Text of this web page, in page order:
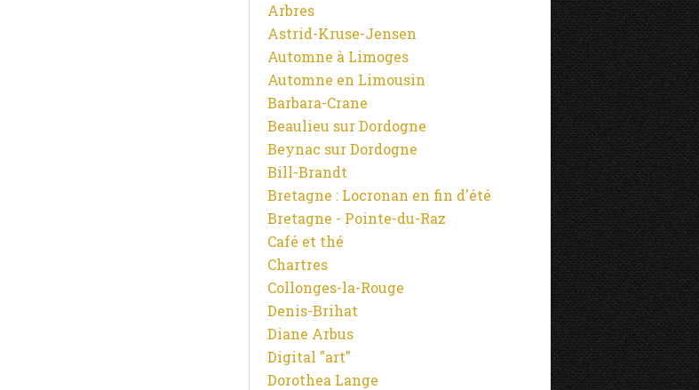
Arbres
Astrid-Kruse-Jensen
Automne à Limoges
Automne en Limousin
Barbara-Crane
Beaulieu sur Dordogne
Beynac sur Dordogne
Bill-Brandt
Bretagne : Locronan en fin d'été
Bretagne - Pointe-du-Raz
Café et thé
Chartres
Collonges-la-Rouge
Denis-Brihat
Diane Arbus
Digital "art"
Dorothea Lange